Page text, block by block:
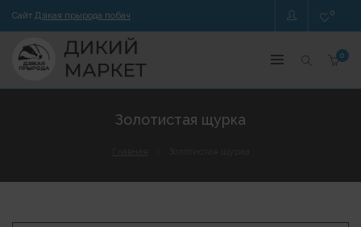
Сайт Дзікая прырода побач 0
0
Золотистая щурка